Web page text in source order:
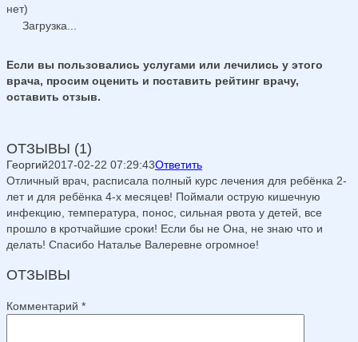
нет)
Загрузка...
Если вы пользовались услугами или лечились у этого
врача, просим оценить и поставить рейтинг врачу,
оставить отзыв.
ОТЗЫВЫ (1)
Георгий2017-02-22 07:29:43Ответить
Отличный врач, расписала полный курс лечения для ребёнка 2-
лет и для ребёнка 4-х месяцев! Поймали острую кишечную
инфекцию, температура, понос, сильная рвота у детей, все
прошло в кротчайшие сроки! Если бы не Она, не знаю что и
делать! Спасибо Наталье Валеревне огромное!
ОТЗЫВЫ
Комментарий *